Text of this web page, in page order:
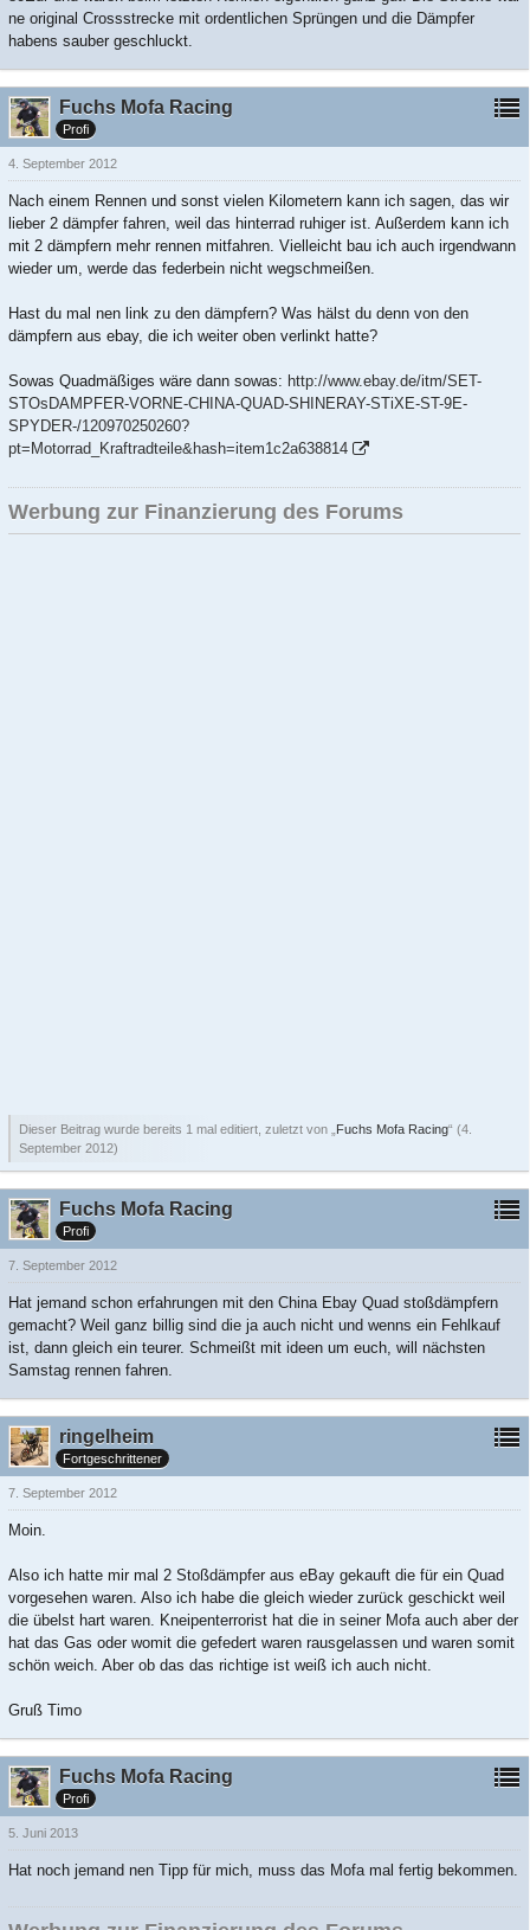
ne original Crossstrecke mit ordentlichen Sprüngen und die Dämpfer
habens sauber geschluckt.
Fuchs Mofa Racing
Profi
4. September 2012
Nach einem Rennen und sonst vielen Kilometern kann ich sagen, das wir
lieber 2 dämpfer fahren, weil das hinterrad ruhiger ist. Außerdem kann ich
mit 2 dämpfern mehr rennen mitfahren. Vielleicht bau ich auch irgendwann
wieder um, werde das federbein nicht wegschmeißen.
Hast du mal nen link zu den dämpfern? Was hälst du denn von den
dämpfern aus ebay, die ich weiter oben verlinkt hatte?
Sowas Quadmäßiges wäre dann sowas: http://www.ebay.de/itm/SET-
STOsDAMPFER-VORNE-CHINA-QUAD-SHINERAY-STiXE-ST-9E-
SPYDER-/120970250260?
pt=Motorrad_Kraftradteile&hash=item1c2a638814
Werbung zur Finanzierung des Forums
Dieser Beitrag wurde bereits 1 mal editiert, zuletzt von „ Fuchs Mofa Racing“ (4.
September 2012)
Fuchs Mofa Racing
Profi
7. September 2012
Hat jemand schon erfahrungen mit den China Ebay Quad stoßdämpfern
gemacht? Weil ganz billig sind die ja auch nicht und wenns ein Fehlkauf
ist, dann gleich ein teurer. Schmeißt mit ideen um euch, will nächsten
Samstag rennen fahren.
ringelheim
Fortgeschrittener
7. September 2012
Moin.
Also ich hatte mir mal 2 Stoßdämpfer aus eBay gekauft die für ein Quad
vorgesehen waren. Also ich habe die gleich wieder zurück geschickt weil
die übelst hart waren. Kneipenterrorist hat die in seiner Mofa auch aber der
hat das Gas oder womit die gefedert waren rausgelassen und waren somit
schön weich. Aber ob das das richtige ist weiß ich auch nicht.
Gruß Timo
Fuchs Mofa Racing
Profi
5. Juni 2013
Hat noch jemand nen Tipp für mich, muss das Mofa mal fertig bekommen.